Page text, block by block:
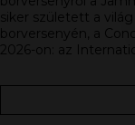
siker született a
borversenyén, a
2026-on: az